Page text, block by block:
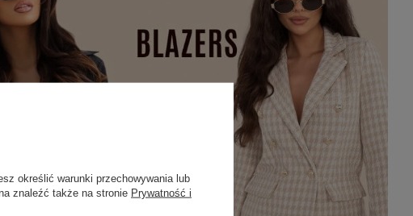
określić warunki przechowywania lub
znaleźć także na stronie Prywatność i